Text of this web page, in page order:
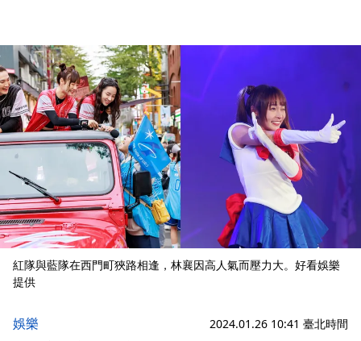
紅隊與藍隊在西門町狹路相逢，林襄因高人氣而壓力大。好看娛樂
提供
娛樂 2024.01.26 10:41 臺北時間